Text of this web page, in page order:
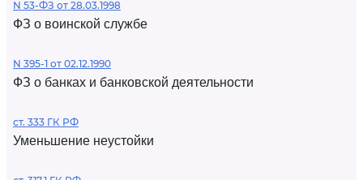
N 53-ФЗ от 28.03.1998
ФЗ о воинской службе
N 395-1 от 02.12.1990
ФЗ о банках и банковской деятельности
ст. 333 ГК РФ
Уменьшение неустойки